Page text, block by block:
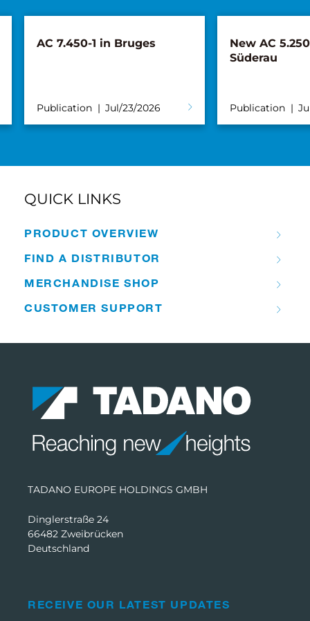
AC 7.450-1 in Bruges
Publication Jul/23/2026
New AC
Süderau
Publication
QUICK LINKS
PRODUCT OVERVIEW
FIND A DISTRIBUTOR
MERCHANDISE SHOP
CUSTOMER SUPPORT
TADANO EUROPE HOLDINGS GMBH
Dinglerstraße 24
66482 Zweibrücken
Deutschland
RECEIVE OUR LATEST UPDATES